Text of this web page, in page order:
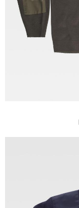
Tallas: S, M, L, XL, XXL